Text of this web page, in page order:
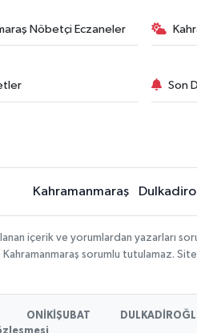
Nöbetçi Eczaneler
Son
Kahramanmaraş
içerik ve yorumlardan yazarları
sorumlu tutulamaz.
ONİKİŞUBAT